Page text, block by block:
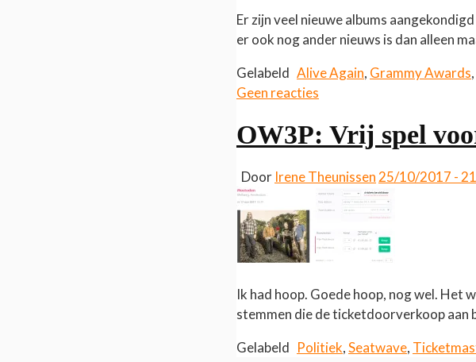
Er zijn veel nieuwe albums
er ook nog ander nieuws is dan alleen
Gelabeld Alive Again, Grammy Awards,
Geen reacties
OW3P: Vrij spel
Door Irene Theunissen 25/10/2017 -
Ik had hoop. Goede hoop, nog wel. Het
stemmen die de ticketdoorverkoop aan
Gelabeld Politiek,Seatwave,